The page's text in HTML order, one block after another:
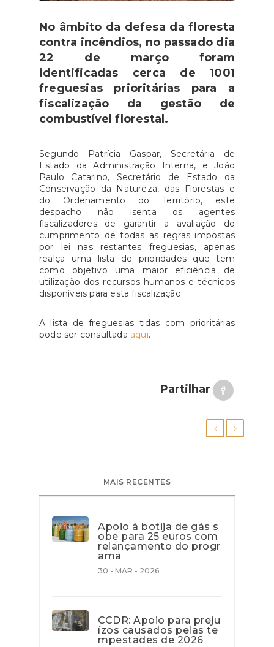
No âmbito da defesa da floresta
contra incêndios, no passado dia
22 de março foram
identificadas cerca de 1001
freguesias prioritárias para a
fiscalização da gestão de
combustível florestal.
Segundo Patrícia Gaspar, Secretária de
Estado da Administração Interna, e João
Paulo Catarino, Secretário de Estado da
Conservação da Natureza, das Florestas e
do Ordenamento do Território, este
despacho não isenta os agentes
fiscalizadores de garantir a avaliação do
cumprimento de todas as regras impostas
por lei nas restantes freguesias, apenas
realça uma lista de prioridades que tem
como objetivo uma maior eficiência de
utilização dos recursos humanos e técnicos
disponíveis para esta fiscalização.
A lista de freguesias tidas com prioritárias
pode ser consultada aqui.
Partilhar
MAIS RECENTES
Apoio à botija de gás s
obe para 25 euros com
relançamento do progr
ama
30 - MAR - 2026
CCDR: Apoio para preju
ízos causados pelas te
mpestades de 2026